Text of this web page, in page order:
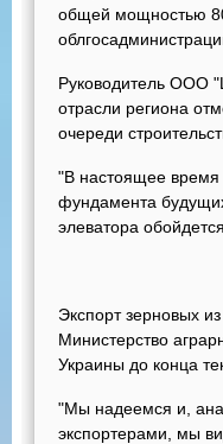
общей мощностью
Руководитель ООО
отрасли региона
очереди
"В настоящее время
фундамента
элеватора
Экспорт зерновых
Министерство
Украины до конца
"Мы надеемся и,
экспортерами, мы